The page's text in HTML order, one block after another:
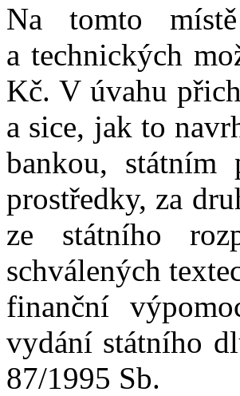
Na tomto
a technických
Kč. V úvahu
a sice, jak to
bankou, státním
prostředky, za
ze státního
schválených
finanční
vydání státního
87/1995 Sb.